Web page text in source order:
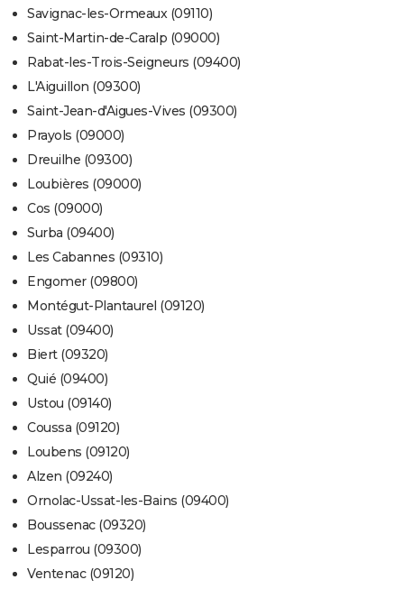
Savignac-les-Ormeaux (09110)
Saint-Martin-de-Caralp (09000)
Rabat-les-Trois-Seigneurs (09400)
L'Aiguillon (09300)
Saint-Jean-d'Aigues-Vives (09300)
Prayols (09000)
Dreuilhe (09300)
Loubières (09000)
Cos (09000)
Surba (09400)
Les Cabannes (09310)
Engomer (09800)
Montégut-Plantaurel (09120)
Ussat (09400)
Biert (09320)
Quié (09400)
Ustou (09140)
Coussa (09120)
Loubens (09120)
Alzen (09240)
Ornolac-Ussat-les-Bains (09400)
Boussenac (09320)
Lesparrou (09300)
Ventenac (09120)